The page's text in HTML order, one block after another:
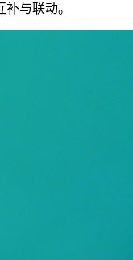
与联动。